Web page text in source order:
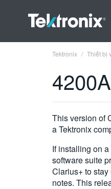
Tektronix Thiết bị
This version of
a Tektronix
If installing on
software suite
Clarius+ to
notes. This